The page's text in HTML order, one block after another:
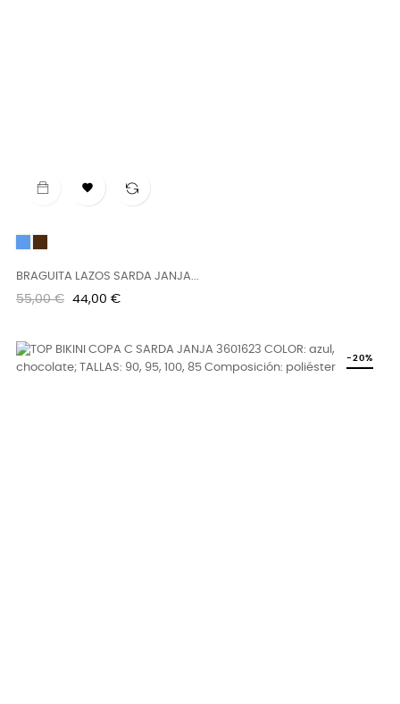

BRAGUITA LAZOS SARDA JANJA...
Precio
55,00 € Precio
44,00 €
-20%